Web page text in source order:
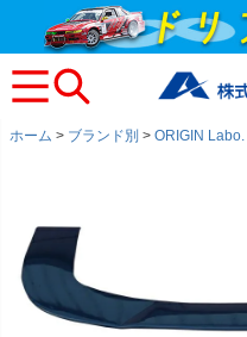
ホーム ブランド別 ORIGIN Labo.